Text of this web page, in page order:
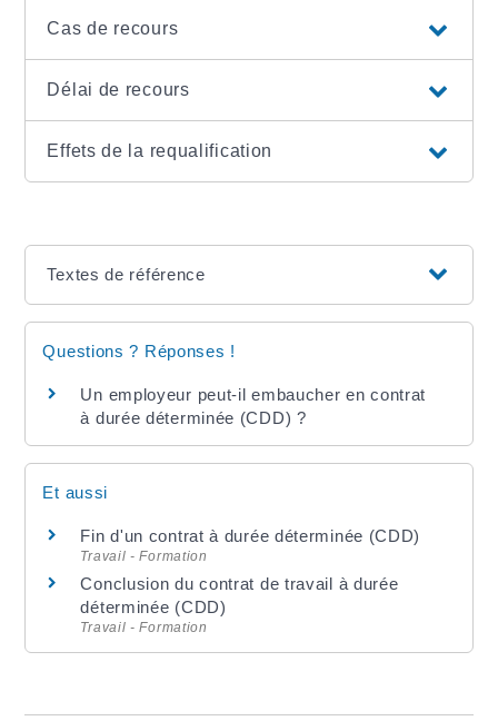
Cas de recours
Délai de recours
Effets de la requalification
Textes de référence
Questions ? Réponses !
Un employeur peut-il embaucher en contrat
à durée déterminée (CDD) ?
Et aussi
Fin d'un contrat à durée déterminée (CDD)
Travail - Formation
Conclusion du contrat de travail à durée
déterminée (CDD)
Travail - Formation